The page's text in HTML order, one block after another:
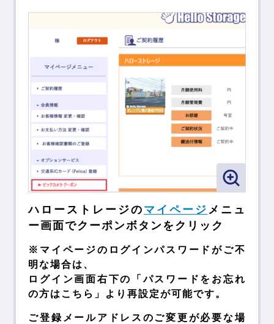
ハローストレージの マイページ メニュ
ー画面でクーポンボタンをクリック
※マイページのログインパスワードがご不
明な場合は、
ログイン画面右下の「パスワードをお忘れ
の方はこちら」より再設定が可能です。
ご登録メールアドレスのご変更が必要な場